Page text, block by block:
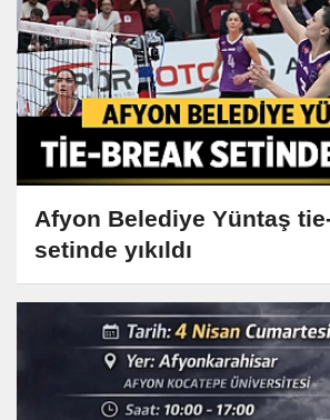
Afyon Belediye Yüntaş
setinde yıkıldı